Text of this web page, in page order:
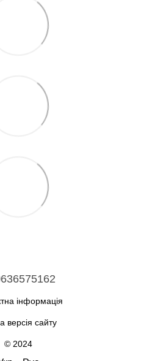
інформація
версія сайту
© 2024